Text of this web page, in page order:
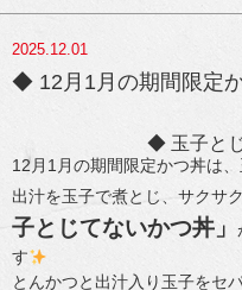
2025.12.01
◆ 12月1月の期間限定
◆ 玉子と
12月1月の期間限定かつ丼は
出汁を玉子で煮とじ、サクサ
子とじてないかつ丼」
す
とんかつと出汁入り玉子をセ